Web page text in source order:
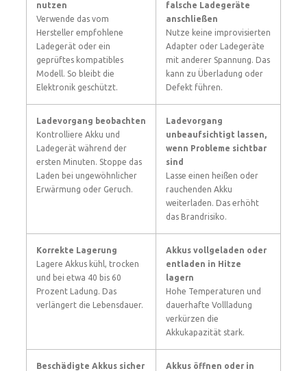
nutzen
Verwende das vom
Hersteller empfohlene
Ladegerät oder ein
geprüftes kompatibles
Modell. So bleibt die
Elektronik geschützt.
falsche Ladegeräte
anschließen
Nutze keine improvisierten
Adapter oder Ladegeräte
mit anderer Spannung. Das
kann zu Überladung oder
Defekt führen.
Ladevorgang beobachten
Kontrolliere Akku und
Ladegerät während der
ersten Minuten. Stoppe das
Laden bei ungewöhnlicher
Erwärmung oder Geruch.
Ladevorgang
unbeaufsichtigt lassen,
wenn Probleme sichtbar
sind
Lasse einen heißen oder
rauchenden Akku
weiterladen. Das erhöht
das Brandrisiko.
Korrekte Lagerung
Lagere Akkus kühl, trocken
und bei etwa 40 bis 60
Prozent Ladung. Das
verlängert die Lebensdauer.
Akkus vollgeladen oder
entladen in Hitze
lagern
Hohe Temperaturen und
dauerhafte Vollladung
verkürzen die
Akkukapazität stark.
Beschädigte Akkus sicher
Akkus öffnen oder in